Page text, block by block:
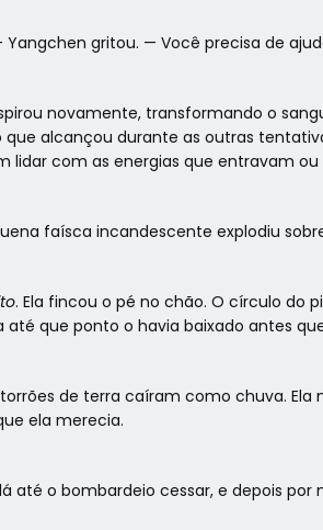
Yangchen gritou. — Você precisa de
novamente, transformando o
alcançou durante as outras
lidar com as energias que entravam ou
faísca incandescente explodiu
. Ela fincou o pé no chão. O círculo do
até que ponto o havia baixado antes
de terra caíram como chuva.
ela merecia.
até o bombardeio cessar, e depois